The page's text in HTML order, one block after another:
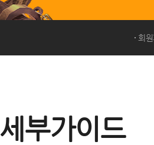
회
세부가이드